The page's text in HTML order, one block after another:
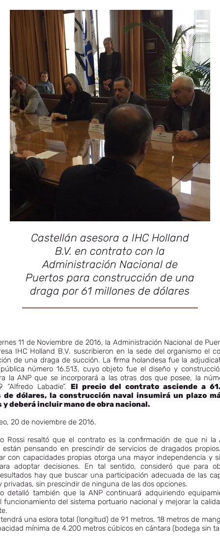
Castellán asesora a IHC Holland
B.V. en contrato con la
Administración Nacional de
Puertos para construcción de una
draga por 61 millones de dólares
11 de Noviembre de 2016, la Administración Nacional de
IHC Holland B.V. suscribieron en la sede del organismo el
de una draga de succión. La firma holandesa fue la
número 16.513, cuyo objeto fue el diseño y
la ANP que se incorporará a las otras dos que posee, la
“Alfredo Labadie”. El precio del contrato asciende a
de dólares, la construcción naval insumirá un plazo
y deberá incluir mano de obra nacional.
20 de noviembre de 2016.
Rossi resaltó que el contrato es la confirmación de que ni la
están pensando en prescindir de servicios de dragados
con capacidades propias otorga una mayor independencia y
adoptar decisiones. En tal sentido, consideró que para
hay que buscar una participación adecuada de las
privadas, sin prescindir de ninguna de las dos opciones.
detalló también que la ANP continuará adquiriendo
funcionamiento del sistema portuario nacional y mejorar la
una eslora total (longitud) de 91 metros, 18 metros de
mínima de 4.200 metros cúbicos en cántara (bodega sin